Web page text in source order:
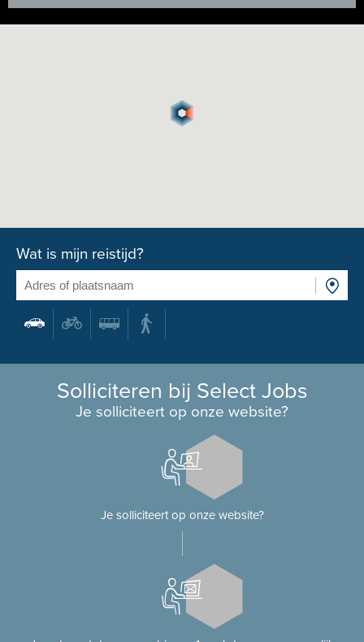
Wat is mijn reistijd?
Solliciteren bij Select Jobs
Je solliciteert op onze website?
Je solliciteert op onze website?